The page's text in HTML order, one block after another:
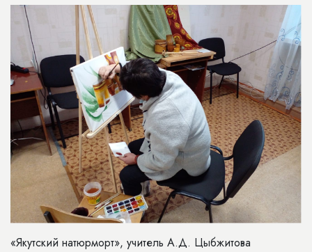
«Якутский натюрморт», учитель А.Д. Цыбжитова